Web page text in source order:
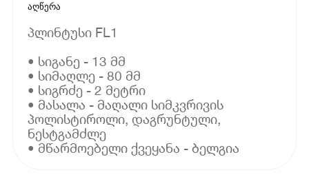
აღწერა
პლინტუსი FL1
• სიგანე - 13 მმ
• სიმაღლე - 80 მმ
• სიგრძე - 2 მეტრი
• მასალა - მაღალი სიმკვრივის
პოლისტიროლი, დაგრუნტული,
ნესტგამძლე
• მწარმოებელი ქვეყანა - ბელგია